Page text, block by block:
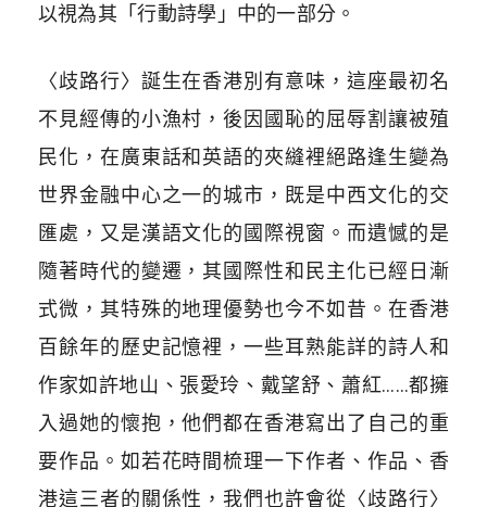
以視為其「行動詩學」中的一部分。
〈歧路行〉誕生在香港別有意味，這座最初名
不見經傳的小漁村，後因國恥的屈辱割讓被殖
民化，在廣東話和英語的夾縫裡絕路逢生變為
世界金融中心之一的城市，既是中西文化的交
匯處，又是漢語文化的國際視窗。而遺憾的是
隨著時代的變遷，其國際性和民主化已經日漸
式微，其特殊的地理優勢也今不如昔。在香港
百餘年的歷史記憶裡，一些耳熟能詳的詩人和
作家如許地山、張愛玲、戴望舒、蕭紅……都擁
入過她的懷抱，他們都在香港寫出了自己的重
要作品。如若花時間梳理一下作者、作品、香
港這三者的關係性，我們也許會從〈歧路行〉